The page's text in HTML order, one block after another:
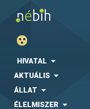
HIVATAL
AKTUÁLIS
ÁLLAT
ÉLELMISZER